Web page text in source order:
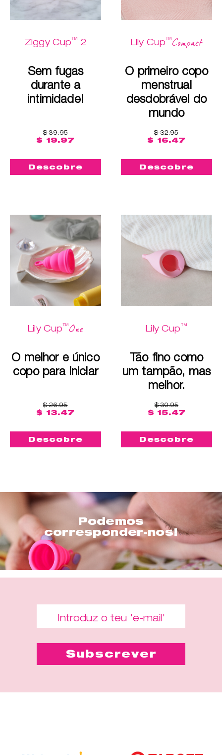
Ziggy Cup™ 2
Sem fugas
durante a
intimidade!
$ 39.95
$ 19.97
Descobre
Lily Cup™Compact
O primeiro copo
menstrual
desdobrável do
mundo
$ 32.95
$ 16.47
Descobre
Lily Cup™One
O melhor e único
copo para iniciar
$ 26.95
$ 13.47
Descobre
Lily Cup™
Tão fino como
um tampão, mas
melhor.
$ 30.95
$ 15.47
Descobre
Podemos
corresponder-nos!